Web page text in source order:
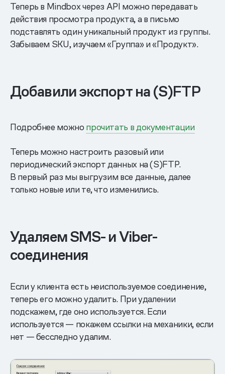
Теперь в Mindbox через API можно передавать
действия просмотра продукта, а в письмо
подставлять один уникальный продукт из группы.
Забываем SKU, изучаем «Группа» и «Продукт».
Добавили экспорт на (S)FTP
Подробнее можно прочитать в документации
Теперь можно настроить разовый или
периодический экспорт данных на (S)FTP.
В первый раз мы выгрузим все данные, далее
только новые или те, что изменились.
Удаляем SMS- и Viber-
соединения
Если у клиента есть неиспользуемое соединение,
теперь его можно удалить. При удалении
подскажем, где оно используется. Если
используется — покажем ссылки на механики, если
нет — бесследно удалим.